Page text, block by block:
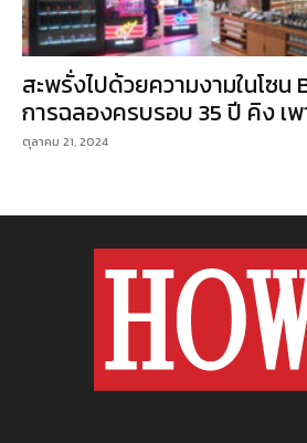
สะพรั่งไปด้วยความงามในโซน
การฉลองครบรอบ 35 ปี คิง เพ
ตุลาคม 21, 2024